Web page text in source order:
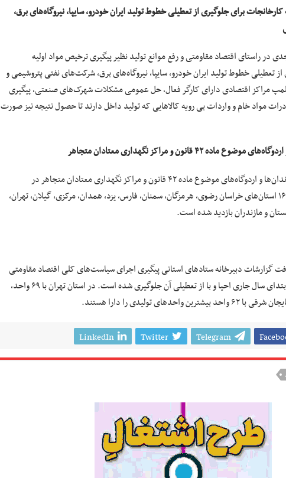
برای جلوگیری از تعطیلی خطوط تولید ایران خودرو، سایپا، نیروگاه‌های برق،
در راستای اقتصاد مقاومتی و رفع موانع تولید نظیر پیگیری ترخیص مواد اولیه
تعطیلی خطوط تولید ایران خودرو، سایپا، نیروگاه‌های برق، شرکت‌های نفتی پتروشیمی و
مراکز اقتصادی دارای کارگر فعال، حل عمومی مشکلات شهرک‌های صنعتی، پیگیری
مواد خام و واردات بی رویه کالاهایی که تولید داخل دارند تا حصول نتیجه نیز صورت
۴۲ قانون و مراکز نگهداری معتادان متجاهر
منتظری گفت: از مرزها، زندان‌ها و اردوگاه‌های موضوع ماده ۴۲ قانون و مراکز نگهداری معتادان متجاهر در
اردوگاه‌های موضوع ماده ۱۶ استان‌های خراسان رضوی، هرمزگان، سمنان، فارس، یزد، همدان، مرکزی، گیلان، تهران،
و مازندران بازدید شده است.
گزارشات دبیرخانه ستادهای استانی پیگیری اجرای سیاست‌های کلی اقتصاد مقاومتی
قوه قضاییه ۵۲۸ واحد از ابتدای سال جاری احیا و با از تعطیلی آن جلوگیری شده است. در استان تهران با ۶۹ واحد،
Telegram
Twitter
LinkedIn